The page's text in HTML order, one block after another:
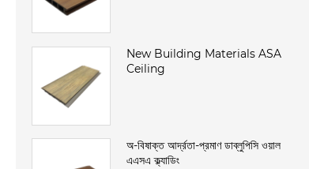
New Building Materials ASA
Ceiling
অ-বিষাক্ত আর্দ্রতা-প্রমাণ ডাব্লুপিসি ওয়াল
এএসএ ক্ল্যাডিং